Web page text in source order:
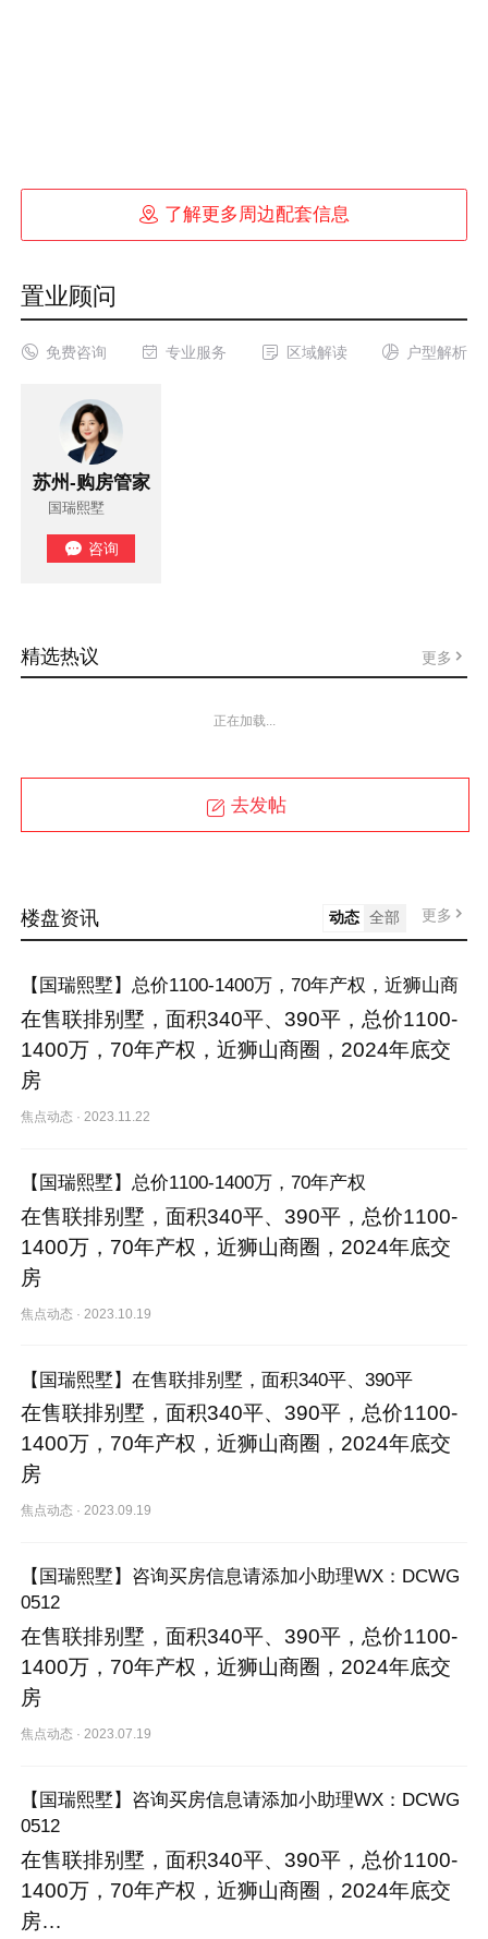
 了解更多周边配套信息
置业顾问
 免费咨询  专业服务  区域解读  户型解析
苏州-购房管家
国瑞熙墅
 咨询
精选热议 更多
正在加载...
去发帖
楼盘资讯 动态 全部 更多
【国瑞熙墅】总价1100-1400万，70年产权，近狮山商
在售联排别墅，面积340平、390平，总价1100-
1400万，70年产权，近狮山商圈，2024年底交
房
焦点动态 · 2023.11.22
【国瑞熙墅】总价1100-1400万，70年产权
在售联排别墅，面积340平、390平，总价1100-
1400万，70年产权，近狮山商圈，2024年底交
房
焦点动态 · 2023.10.19
【国瑞熙墅】在售联排别墅，面积340平、390平
在售联排别墅，面积340平、390平，总价1100-
1400万，70年产权，近狮山商圈，2024年底交
房
焦点动态 ·2023.09.19
【国瑞熙墅】咨询买房信息请添加小助理WX：DCWG
0512
在售联排别墅，面积340平、390平，总价1100-
1400万，70年产权，近狮山商圈，2024年底交
房
焦点动态 ·2023.07.19
【国瑞熙墅】咨询买房信息请添加小助理WX：DCWG
0512
在售联排别墅，面积340平、390平，总价1100-
1400万，70年产权，近狮山商圈，2024年底交
房…